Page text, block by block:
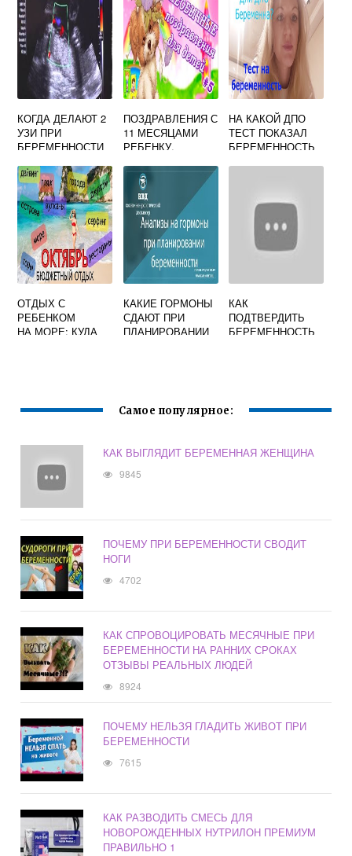
КОГДА ДЕЛАЮТ 2
УЗИ ПРИ
БЕРЕМЕННОСТИ
ПОЗДРАВЛЕНИЯ С
11 МЕСЯЦАМИ
РЕБЕНКУ,
ДОЧКЕ,
МАЛЬЧИКУ
НА КАКОЙ ДПО
ТЕСТ ПОКАЗАЛ
БЕРЕМЕННОСТЬ
ОТДЫХ С
РЕБЕНКОМ
НА МОРЕ: КУДА
КАКИЕ ГОРМОНЫ
СДАЮТ ПРИ
ПЛАНИРОВАНИИ
КАК
ПОДТВЕРДИТЬ
БЕРЕМЕННОСТЬ
Самое популярное:
КАК ВЫГЛЯДИТ БЕРЕМЕННАЯ ЖЕНЩИНА
9845
ПОЧЕМУ ПРИ БЕРЕМЕННОСТИ СВОДИТ
НОГИ
4702
КАК СПРОВОЦИРОВАТЬ МЕСЯЧНЫЕ ПРИ
БЕРЕМЕННОСТИ НА РАННИХ СРОКАХ
ОТЗЫВЫ РЕАЛЬНЫХ ЛЮДЕЙ
8924
ПОЧЕМУ НЕЛЬЗЯ ГЛАДИТЬ ЖИВОТ ПРИ
БЕРЕМЕННОСТИ
7615
КАК РАЗВОДИТЬ СМЕСЬ ДЛЯ
НОВОРОЖДЕННЫХ НУТРИЛОН ПРЕМИУМ
ПРАВИЛЬНО 1